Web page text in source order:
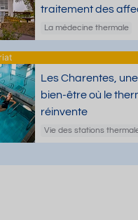
traitement des
dermatologiques
La médecine thermale
Les Charentes,
bien-être où le
réinvente
Vie des stations